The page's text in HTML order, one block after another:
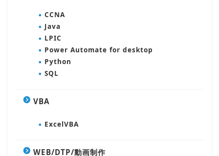
CCNA
Java
LPIC
Power Automate for desktop
Python
SQL
VBA
ExcelVBA
WEB/DTP/動画制作